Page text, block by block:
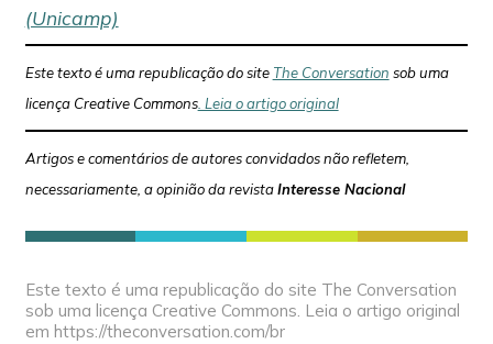
(Unicamp)
Este texto é uma republicação do site The Conversation sob uma
licença Creative Commons. Leia o artigo original
Artigos e comentários de autores convidados não refletem,
necessariamente, a opinião da revistaInteresse Nacional
Este texto é uma republicação do site The Conversation
sob uma licença Creative Commons. Leia o artigo original
em https://theconversation.com/br